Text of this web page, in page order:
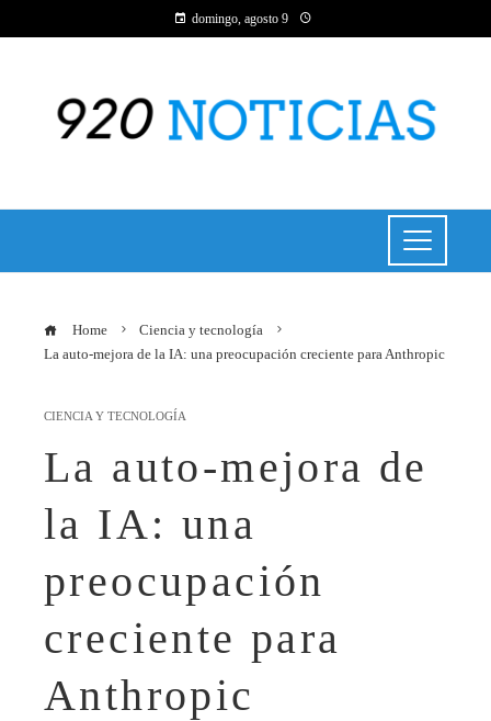
domingo, agosto 9
Home
Ciencia y tecnología
La auto-mejora de la IA: una preocupación creciente para Anthropic
CIENCIA Y TECNOLOGÍA
La auto-mejora de
la IA: una
preocupación
creciente para
Anthropic